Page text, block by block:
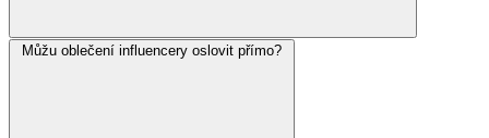
Můžu oblečení influencery oslovit přímo?